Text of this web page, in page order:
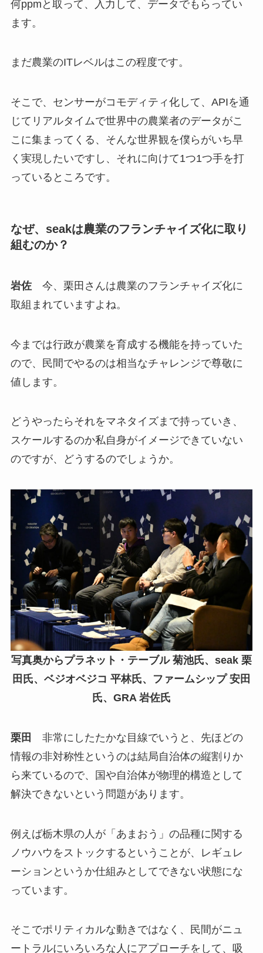
何ppmと取って、入力して、データでもらってい
ます。
まだ農業のITレベルはこの程度です。
そこで、センサーがコモディティ化して、APIを通
じてリアルタイムで世界中の農業者のデータがこ
こに集まってくる、そんな世界観を僕らがいち早
く実現したいですし、それに向けて1つ1つ手を打
っているところです。
なぜ、seakは農業のフランチャイズ化に取り
組むのか？
岩佐今、栗田さんは農業のフランチャイズ化に
取組まれていますよね。
今までは行政が農業を育成する機能を持っていた
ので、民間でやるのは相当なチャレンジで尊敬に
値します。
どうやったらそれをマネタイズまで持っていき、
スケールするのか私自身がイメージできていない
のですが、どうするのでしょうか。
写真奥からプラネット・テーブル 菊池氏、seak 栗
田氏、ベジオベジコ 平林氏、ファームシップ 安田
氏、GRA 岩佐氏
栗田
非常にしたたかな目線でいうと、先ほどの
情報の非対称性というのは結局自治体の縦割りか
ら来ているので、国や自治体が物理的構造として
解決できないという問題があります。
例えば栃木県の人が「あまおう」の品種に関する
ノウハウをストックするということが、レギュレ
ーションというか仕組みとしてできない状態にな
っています。
そこでポリティカルな動きではなく、民間がニュ
ートラルにいろいろな人にアプローチをして、吸